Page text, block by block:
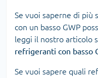
Se vuoi saperne di più
con un basso GWP
leggi il nostro articolo
refrigeranti con basso
Se vuoi sapere quali